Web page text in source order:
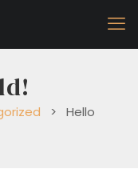
>
Hello